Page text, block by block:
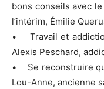
bons conseils avec
l’intérim, Émilie
• Travail et
Alexis Peschard,
• Se reconstruire
Lou-Anne, ancienne